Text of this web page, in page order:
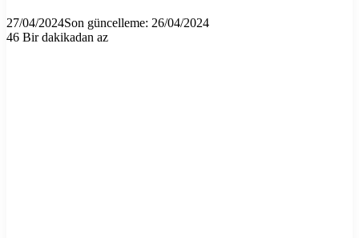
27/04/2024Son güncelleme: 26/04/2024
46 Bir dakikadan az